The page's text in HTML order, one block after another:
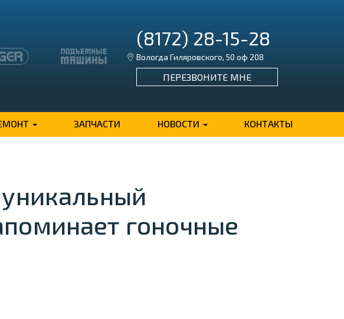
(8172) 28-15-28
Вологда Гиляровского, 50 оф 208
ПЕРЕЗВОНИТЕ МНЕ
ЗАПЧАСТИ НОВОСТИ КОНТАКТЫ
гоночные